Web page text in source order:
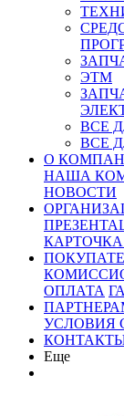
ЭТМ
ВСЕ
ВСЕ
О
НАША
НОВОСТИ
ОПЛАТА
УСЛОВИЯ
Еще